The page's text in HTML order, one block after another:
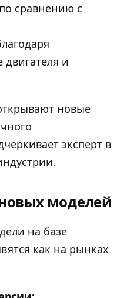
сравнению с
и
новые
эксперт в
моделей
на базе
как на рынках